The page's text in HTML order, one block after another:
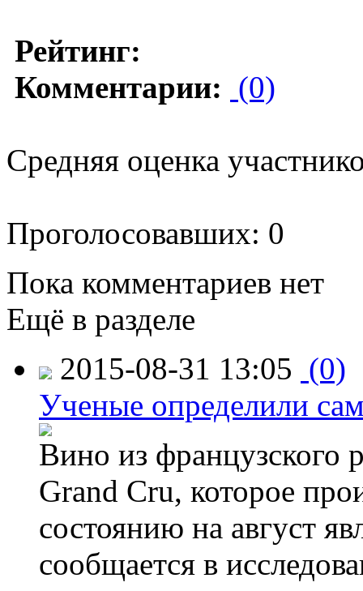
Рейтинг:
Комментарии: (0)
Средняя оценка
Проголосовавших: 0
Пока комментариев нет
Ещё в разделе
2015-08-31 13:05 (0)
Ученые определили
Вино из французского
Grand Cru, которое
состоянию на август
сообщается в